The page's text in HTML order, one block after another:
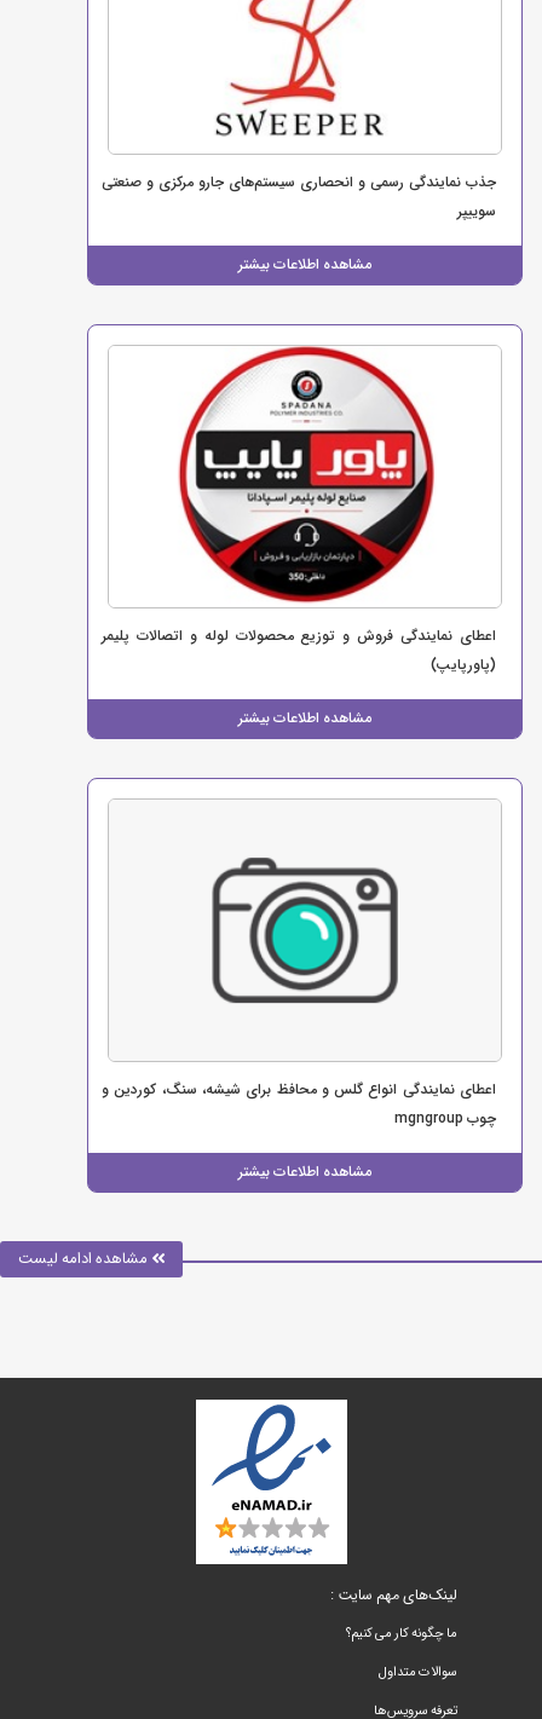
جذب نمایندگی رسمی و انحصاری سیستم‌های جارو مرکزی و صنعتی
سوییپر
مشاهده اطلاعات بیشتر
اعطای نمایندگی فروش و توزیع محصولات لوله و اتصالات پلیمر
(پاورپایپ)
مشاهده اطلاعات بیشتر
اعطای نمایندگی انواع گلس و محافظ برای شیشه، سنگ، کوردین و
چوب mgngroup
مشاهده اطلاعات بیشتر
مشاهده ادامه لیست
لینک‌های مهم سایت :
ما چگونه کار می کنیم؟
سوالات متداول
تعرفه سرویس‌ها